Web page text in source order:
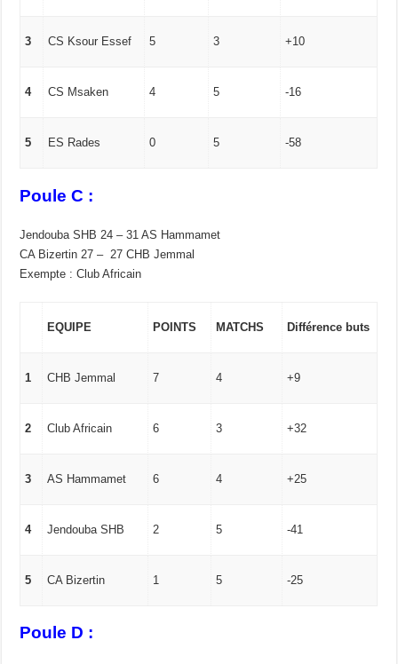
3 CS Ksour Essef 5 3 +10
4 CS Msaken 4 5 -16
5 ES Rades 0 5 -58
Poule C :
Jendouba SHB 24 – 31 AS Hammamet
CA Bizertin 27 – 27 CHB Jemmal
Exempte : Club Africain
EQUIPE POINTS MATCHS Différence buts
1 CHB Jemmal 7 4 +9
2 Club Africain 6 3 +32
3 AS Hammamet 6 4 +25
4 Jendouba SHB 2 5 -41
5 CA Bizertin 1 5 -25
Poule D :